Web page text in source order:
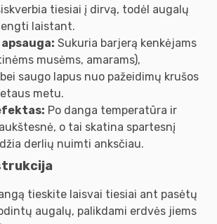
tiesiai į dirvą, todėl augalų
laistant.
Sukuria barjerą kenkėjams
musėms, amarams),
saugo lapus nuo pažeidimų krušos
metu.
Po danga temperatūra ir
o tai skatina spartesnį
derlių nuimti anksčiau.
tieskite laisvai tiesiai ant pasėtų
augalų, palikdami erdvės jiems